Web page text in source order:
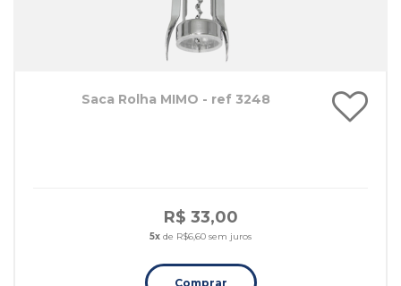
Saca Rolha MIMO - ref 3248
R$ 33,00
5x de R$6,60 sem juros
Comprar